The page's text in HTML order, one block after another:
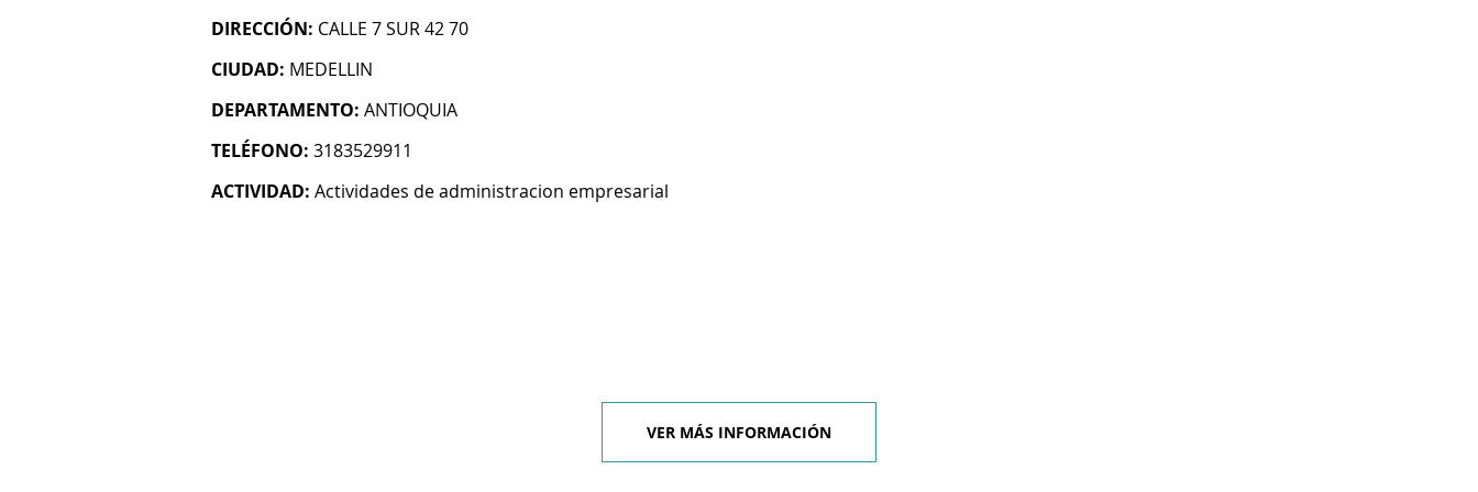
DIRECCIÓN: CALLE 7 SUR 42 70
CIUDAD: MEDELLIN
DEPARTAMENTO: ANTIOQUIA
TELÉFONO: 3183529911
ACTIVIDAD: Actividades de administracion empresarial
VER MÁS INFORMACIÓN